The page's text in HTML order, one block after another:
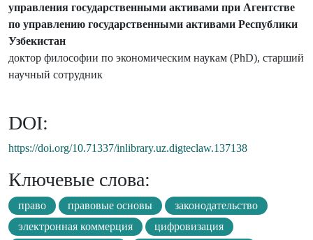
управления государственными активами при Агентстве
по управлению государственными активами Республики
Узбекистан
доктор философии по экономическим наукам (PhD), старший
научный сотрудник
DOI:
https://doi.org/10.71337/inlibrary.uz.digteclaw.137138
Ключевые слова:
право правовые основы
законодательство
электронная коммерция
цифровизация